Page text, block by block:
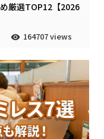
厳選TOP12【2026
164707 views